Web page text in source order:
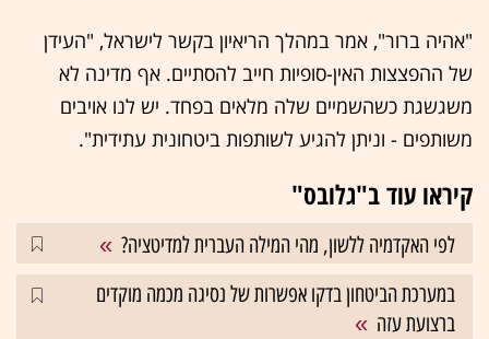
"אהיה ברור", אמר במהלך הריאיון בקשר לישראל, "העידן
של ההפצצות האין-סופיות חייב להסתיים. אף מדינה לא
משגשגת כשהשמיים שלה מלאים בפחד. יש לנו אויבים
משותפים - וניתן להגיע לשותפות ביטחונית עתידית".
קיראו עוד ב"גלובס"
לפי האקדמיה ללשון, מהי המילה העברית למדיטציה?
במערכת הביטחון בדקו אפשרות של נסיגה מכמה מוקדים
ברצועת עזה